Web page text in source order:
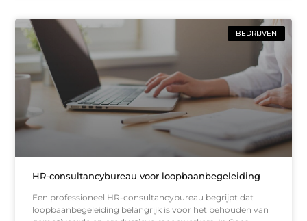
BEDRIJVEN
HR-consultancybureau voor loopbaanbegeleiding
Een professioneel HR-consultancybureau begrijpt dat
loopbaanbegeleiding belangrijk is voor het behouden van